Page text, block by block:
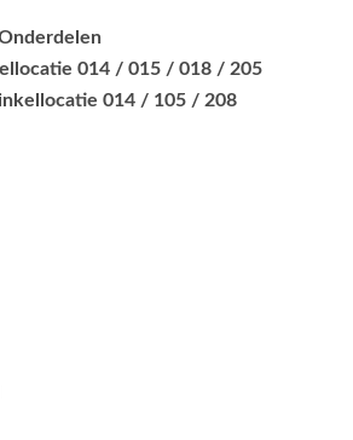
014 / 015 / 018 / 205
014 / 105 / 208